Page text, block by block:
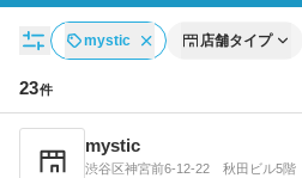
mystic 店舗タイプ
23件
mystic
渋谷区神宮前6-12-22 秋田ビル5階